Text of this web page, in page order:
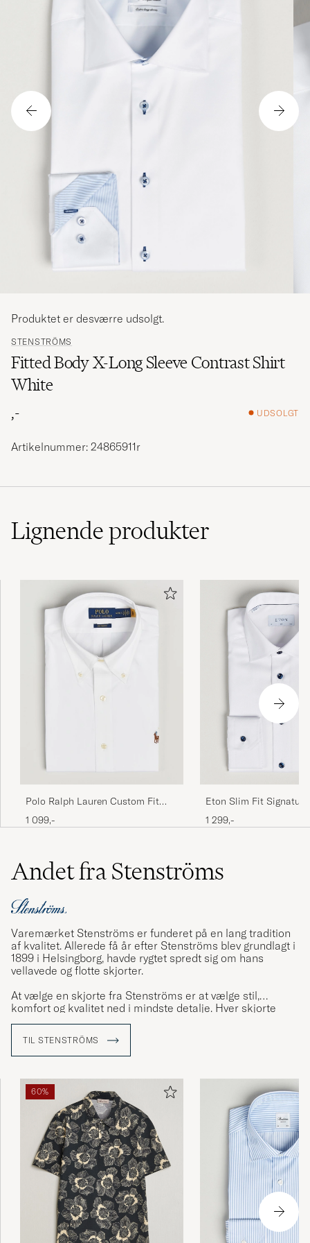
STENSTRÖMS
Fitted Body X-Long Sleeve Contrast Shirt
White
,-
UDSOLGT
Produktet er desværre udsolgt.
Artikelnummer: 24865911r
Lignendeprodukter
Polo Ralph Lauren Custom Fit
Oxford Dress Shirt White
1 099,-
Eton Slim Fit
White
1 299,-
Andet fra Stenströms
Varemærket Stenströms er funderet på en lang tradition
af kvalitet. Allerede få år efter Stenströms blev grundlagt i
1899 i Helsingborg, havde rygtet spredt sig om hans
vellavede og flotte skjorter.
At vælge en skjorte fra Stenströms er at vælge stil,
komfort og kvalitet ned i mindste detalje. Hver skjorte
igennem mindst 60 forskellige trin i produktionen og
adskillige kritiske kvalitetskontroller inden den er færdig.
TIL STENSTRÖMS
60%